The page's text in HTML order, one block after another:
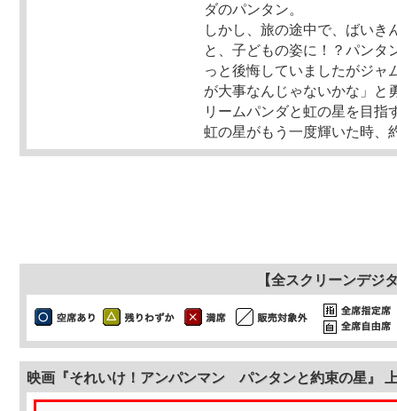
ダのパンタン。
しかし、旅の途中で、ばいき
と、子どもの姿に！？パンタ
っと後悔していましたがジャ
が大事なんじゃないかな」と
リームパンダと虹の星を目指
虹の星がもう一度輝いた時
【全スクリーンデジ
映画『それいけ！アンパンマン パンタンと約束の星』